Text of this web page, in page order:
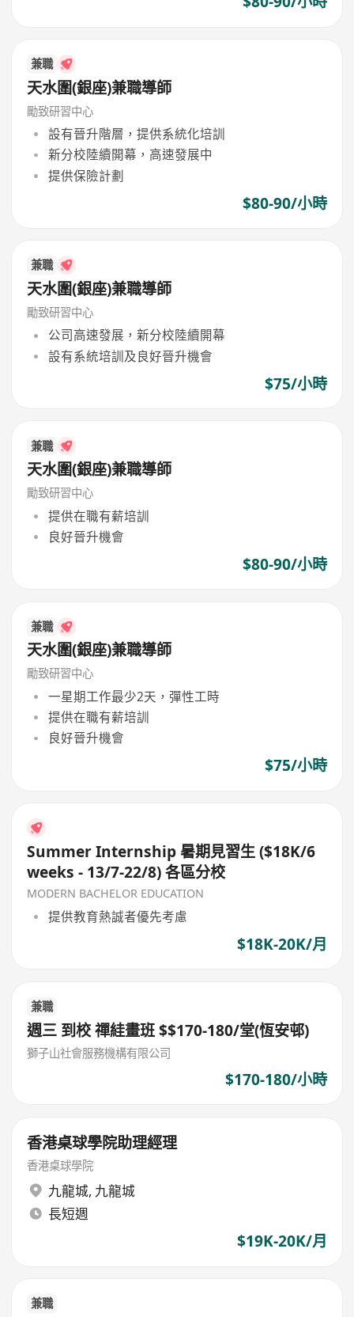
兼職
天水圍(銀座)兼職導師
勵致研習中心
設有晉升階層，提供系統化培訓
新分校陸續開幕，高速發展中
提供保險計劃
$80-90/小時
兼職
天水圍(銀座)兼職導師
勵致研習中心
公司高速發展，新分校陸續開幕
設有系統培訓及良好晉升機會
$75/小時
兼職
天水圍(銀座)兼職導師
勵致研習中心
提供在職有薪培訓
良好晉升機會
$80-90/小時
兼職
天水圍(銀座)兼職導師
勵致研習中心
一星期工作最少2天，彈性工時
提供在職有薪培訓
良好晉升機會
$75/小時
Summer Internship 暑期見習生 ($18K/6
weeks - 13/7-22/8) 各區分校
MODERN BACHELOR EDUCATION
提供教育熱誠者優先考慮
$18K-20K/月
兼職
週三 到校 禪絓畫班 $$170-180/堂(恆安邨)
獅子山社會服務機構有限公司
$170-180/小時
香港桌球學院助理經理
香港桌球學院
九龍城, 九龍城
長短週
$19K-20K/月
兼職